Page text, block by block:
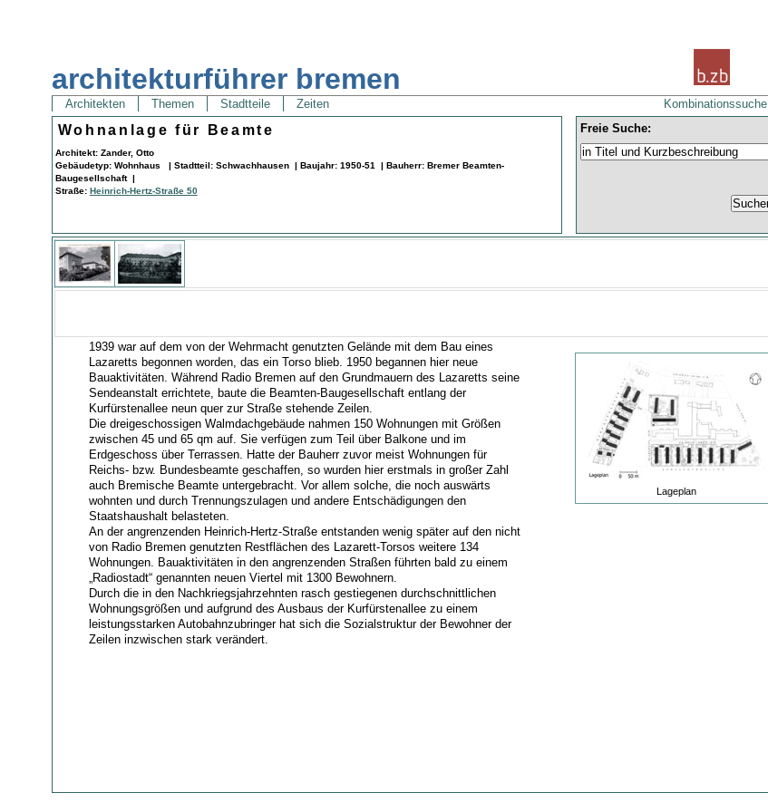
architekturführer bremen
Architekten Themen Stadtteile Zeiten Kombinationssuche
Wohnanlage für Beamte
Architekt: Zander, Otto
Gebäudetyp: Wohnhaus | Stadtteil: Schwachhausen | Baujahr: 1950-51 | Bauherr: Bremer Beamten-
Baugesellschaft |
Straße: Heinrich-Hertz-Straße 50
Freie Suche:
Lageplan
1939 war auf dem von der Wehrmacht genutzten Gelände mit dem Bau eines
Lazaretts begonnen worden, das ein Torso blieb. 1950 begannen hier neue
Bauaktivitäten. Während Radio Bremen auf den Grundmauern des Lazaretts seine
Sendeanstalt errichtete, baute die Beamten-Baugesellschaft entlang der
Kurfürstenallee neun quer zur Straße stehende Zeilen.
Die dreigeschossigen Walmdachgebäude nahmen 150 Wohnungen mit Größen
zwischen 45 und 65 qm auf. Sie verfügen zum Teil über Balkone und im
Erdgeschoss über Terrassen. Hatte der Bauherr zuvor meist Wohnungen für
Reichs- bzw. Bundesbeamte geschaffen, so wurden hier erstmals in großer Zahl
auch Bremische Beamte untergebracht. Vor allem solche, die noch auswärts
wohnten und durch Trennungszulagen und andere Entschädigungen den
Staatshaushalt belasteten.
An der angrenzenden Heinrich-Hertz-Straße entstanden wenig später auf den nicht
von Radio Bremen genutzten Restflächen des Lazarett-Torsos weitere 134
Wohnungen. Bauaktivitäten in den angrenzenden Straßen führten bald zu einem
„Radiostadt“ genannten neuen Viertel mit 1300 Bewohnern.
Durch die in den Nachkriegsjahrzehnten rasch gestiegenen durchschnittlichen
Wohnungsgrößen und aufgrund des Ausbaus der Kurfürstenallee zu einem
leistungsstarken Autobahnzubringer hat sich die Sozialstruktur der Bewohner der
Zeilen inzwischen stark verändert.